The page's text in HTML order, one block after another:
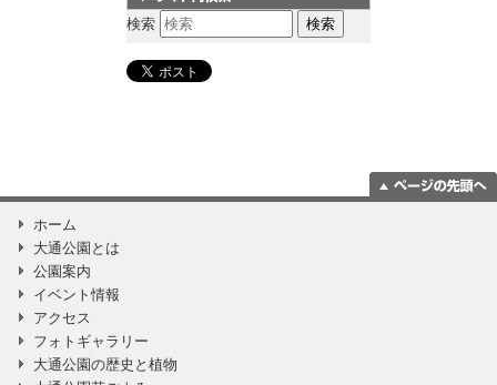
サイト内検索
検索
ホーム
大通公園とは
公園案内
イベント情報
アクセス
フォトギャラリー
大通公園の歴史と植物